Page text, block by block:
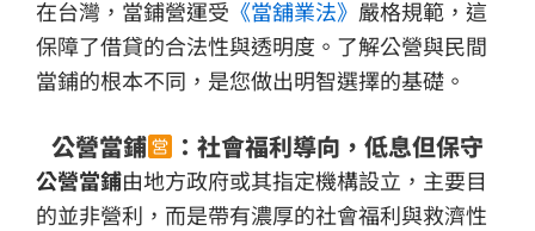
在台灣，當鋪營運受 《當舖業法》 嚴格規範，這
保障了借貸的合法性與透明度。了解公營與民間
當鋪的根本不同，是您做出明智選擇的基礎。
公營當鋪 ：社會福利導向，低息但保守
公營當鋪由地方政府或其指定機構設立，主要目
的並非營利，而是帶有濃厚的社會福利與救濟性